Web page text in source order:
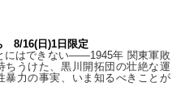
8/16(日)1日限定
にはできない——1945年 関東軍敗
ちうけた、黒川開拓団の壮絶な運
力の事実、いま知るべきことが